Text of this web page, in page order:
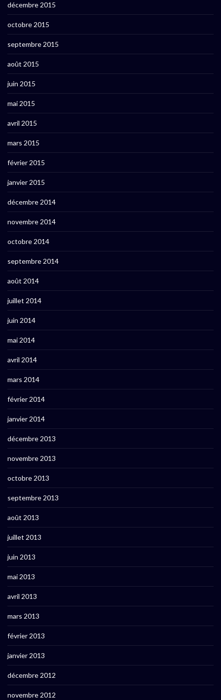
décembre 2015
octobre 2015
septembre 2015
août 2015
juin 2015
mai 2015
avril 2015
mars 2015
février 2015
janvier 2015
décembre 2014
novembre 2014
octobre 2014
septembre 2014
août 2014
juillet 2014
juin 2014
mai 2014
avril 2014
mars 2014
février 2014
janvier 2014
décembre 2013
novembre 2013
octobre 2013
septembre 2013
août 2013
juillet 2013
juin 2013
mai 2013
avril 2013
mars 2013
février 2013
janvier 2013
décembre 2012
novembre 2012